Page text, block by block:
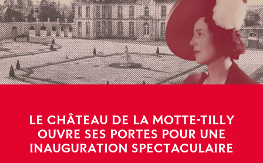
LE CHÂTEAU DE LA MOTTE-TILLY
OUVRE SES PORTES POUR UNE
INAUGURATION SPECTACULAIRE